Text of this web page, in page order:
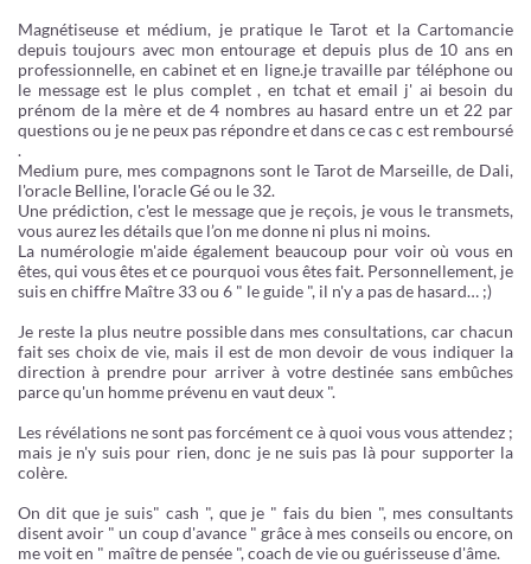
Magnétiseuse et médium, je pratique le Tarot et la Cartomancie
depuis toujours avec mon entourage et depuis plus de 10 ans en
professionnelle, en cabinet et en ligne.je travaille par téléphone ou
le message est le plus complet , en tchat et email j' ai besoin du
prénom de la mère et de 4 nombres au hasard entre un et 22 par
questions ou je ne peux pas répondre et dans ce cas c est remboursé
.
Medium pure, mes compagnons sont le Tarot de Marseille, de Dali,
l'oracle Belline, l'oracle Gé ou le 32.
Une prédiction, c'est le message que je reçois, je vous le transmets,
vous aurez les détails que l’on me donne ni plus ni moins.
La numérologie m'aide également beaucoup pour voir où vous en
êtes, qui vous êtes et ce pourquoi vous êtes fait. Personnellement, je
suis en chiffre Maître 33 ou 6 " le guide ", il n'y a pas de hasard… ;)
Je reste la plus neutre possible dans mes consultations, car chacun
fait ses choix de vie, mais il est de mon devoir de vous indiquer la
direction à prendre pour arriver à votre destinée sans embûches
parce qu'un homme prévenu en vaut deux ".
Les révélations ne sont pas forcément ce à quoi vous vous attendez ;
mais je n'y suis pour rien, donc je ne suis pas là pour supporter la
colère.
On dit que je suis" cash ", que je " fais du bien ", mes consultants
disent avoir " un coup d'avance " grâce à mes conseils ou encore, on
me voit en " maître de pensée ", coach de vie ou guérisseuse d'âme.